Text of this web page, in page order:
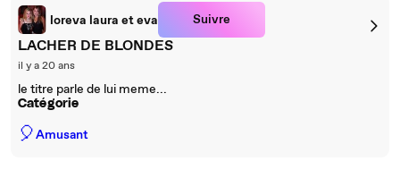
loreva laura et eva Suivre
LACHER DE BLONDES
il y a 20 ans
le titre parle de lui meme...
Catégorie
🎈Amusant